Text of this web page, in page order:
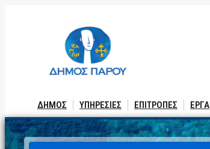
ΔΗΜΟΣ ΥΠΗΡΕΣΙΕΣ ΕΠΙΤΡΟΠΕΣ ΕΡΓΑ